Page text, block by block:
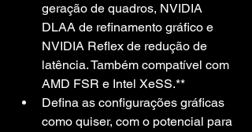
geração de quadros, NVIDIA
DLAA de refinamento gráfico e
NVIDIA Reflex de redução de
latência. Também compatível com
AMD FSR e Intel XeSS.**
Defina as configurações gráficas
como quiser, com o potencial para